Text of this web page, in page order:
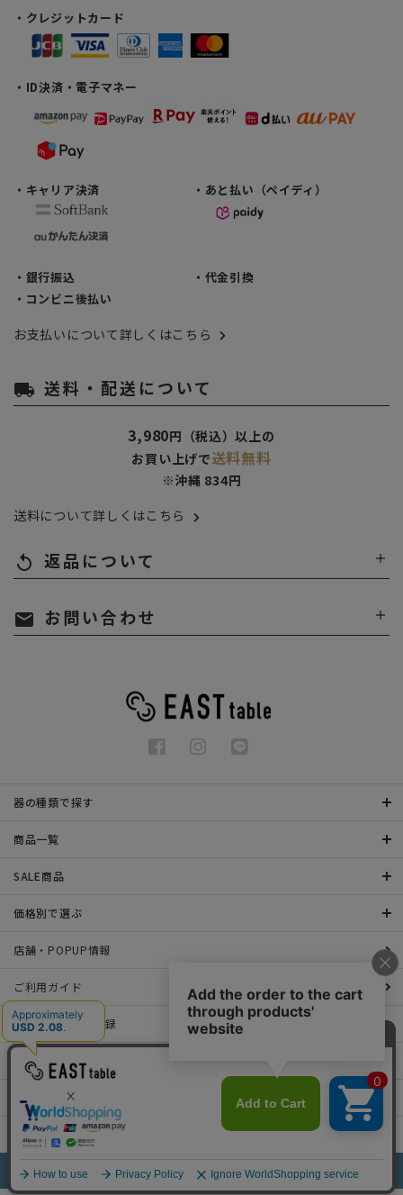
・クレジットカード
・ID決済・電子マネー
・キャリア決済 ・あと払い（ペイディ）
・銀行振込
・代金引換
・コンビニ後払い
お支払いについて詳しくはこちら
local_shipping 送料・配送について
3,980円（税込）以上の
お買い上げで送料無料
※沖縄 834円
送料について詳しくはこちら
replay 返品について
mail お問い合わせ
器の種類で探す
商品一覧
SALE商品
価格別で選ぶ
店舗・POPUP情報
ご利用ガイド
メールマガジン登録
お問い合わせ
特定商取引法表示について
プライバシーポリシー
©2022 EAST table All rights Reserved.